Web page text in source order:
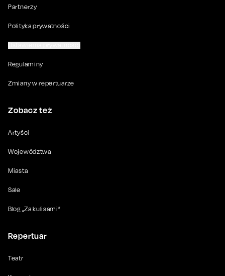
Partnerzy
Polityka prywatności
Regulaminy
Zmiany w repertuarze
Zobacz też
Artyści
Województwa
Miasta
Sale
Blog „Za kulisami”
Repertuar
Teatr